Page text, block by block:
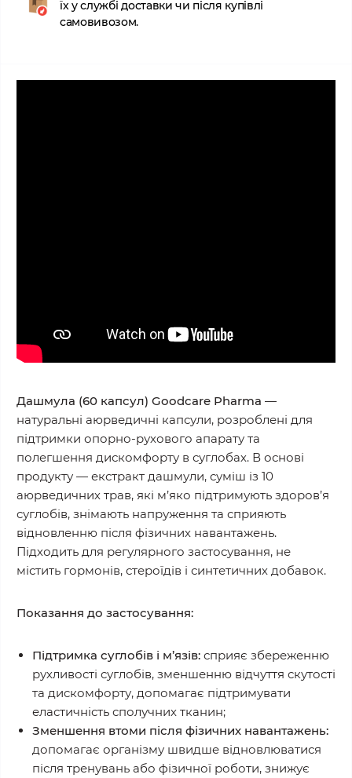
їх у службі доставки чи після купівлі
самовивозом.
Дашмула (60 капсул) Goodcare Pharma —
натуральні аюрведичні капсули, розроблені для
підтримки опорно-рухового апарату та
полегшення дискомфорту в суглобах. В основі
продукту — екстракт дашмули, суміш із 10
аюрведичних трав, які м’яко підтримують здоров’я
суглобів, знімають напруження та сприяють
відновленню після фізичних навантажень.
Підходить для регулярного застосування, не
містить гормонів, стероїдів і синтетичних добавок.
Показання до застосування:
Підтримка суглобів і м’язів: сприяє збереженню
рухливості суглобів, зменшенню відчуття скутості
та дискомфорту, допомагає підтримувати
еластичність сполучних тканин;
Зменшення втоми після фізичних навантажень:
допомагає організму швидше відновлюватися
після тренувань або фізичної роботи, знижує